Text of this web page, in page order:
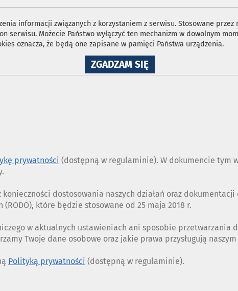
informacji związanych z korzystaniem z serwisu. Stosowane
Możecie Państwo wyłączyć ten mechanizm w dowolnym
oznacza, że będą one zapisane w pamięci Państwa urządzenia.
ZGADZAM SIĘNA
WYKORZYSTANIE
prywatności (dostępną w regulaminie). W dokumencie tym
dostosowania naszych działań oraz
które będzie stosowane od 25 maja 2018 r.
w aktualnych ustawieniach ani sposobie przetwarzania
Twoje dane osobowe oraz jakie prawa przysługują
Polityką prywatności (dostępną w regulaminie).